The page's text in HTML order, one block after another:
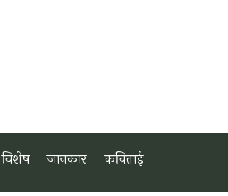
विशेष जानकार कविताई